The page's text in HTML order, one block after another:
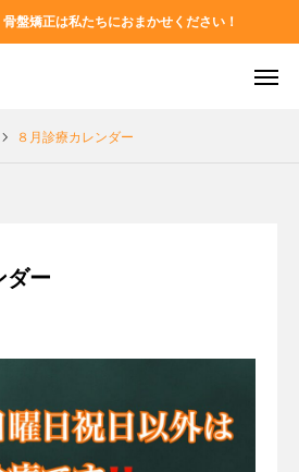
盤矯正は私たちにおまかせください！
８月診療カレンダー
ダー